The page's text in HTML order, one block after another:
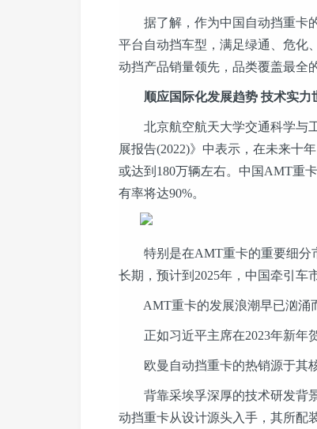
据了解，作为中国自动挡重卡的
平台自动挡车型，满足绿通、危化
动挡产品销量领先，品类覆盖最全
顺应国际化发展趋势 技术实力
北京航空航天大学交通科学与工
展报告(2022)》中表示，在未来十
或达到180万辆左右。中国AMT重
有率将达90%。
特别是在AMT重卡的重要细分
长期，预计到2025年，中国牵引车
AMT重卡的发展浪潮早已汹涌而
正如习近平主席在2023年新年贺
欧曼自动挡重卡的热销源于其核
背靠采埃孚深厚的技术研发背景
动挡重卡从设计源头入手，其所配